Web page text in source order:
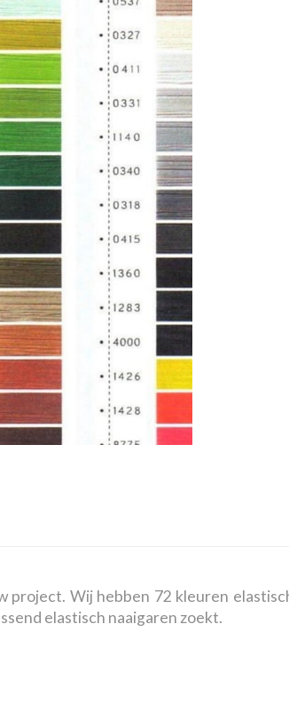
Wij hebben 72 kleuren
elastisch naaigaren zoekt.